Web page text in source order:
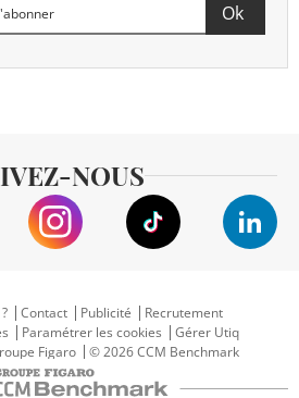
NOUS
Contact Publicité
Recrutement
Paramétrer les cookies
Gérer Utiq
Figaro © 2026 CCM Benchmark